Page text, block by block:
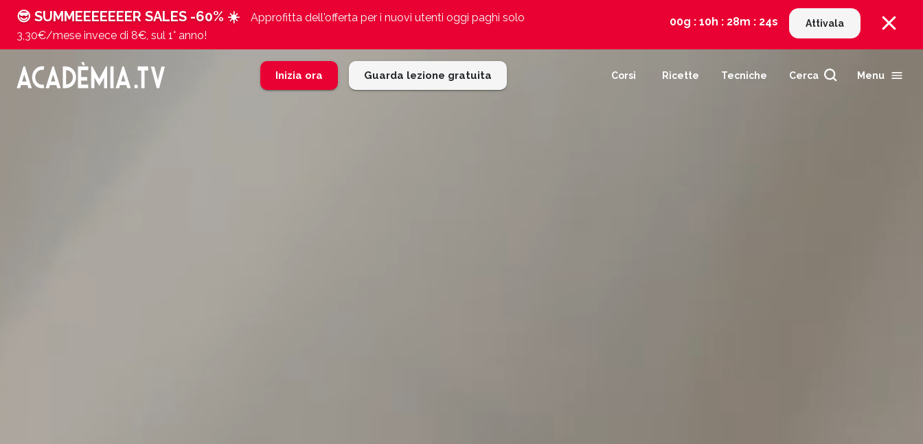
😎 SUMMEEEEEEER SALES -60% ☀️
Approfitta dell'offerta per i nuovi utenti oggi paghi solo
3,30€/mese invece di 8€, sul 1° anno!
00g : 10h : 28m : 22s Attivala
Inizia ora Guarda lezione gratuita Corsi Ricette Tecniche Cerca Menu